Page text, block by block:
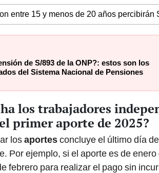
entre 15 y menos de 20 años percibirán
de S/893 de la ONP?: estos son los
del Sistema Nacional de Pensiones
los trabajadores
primer aporte de 2025?
losaportesconcluye el último día
Por ejemplo, si el aporte es de enero
febrero para realizar el pago sin